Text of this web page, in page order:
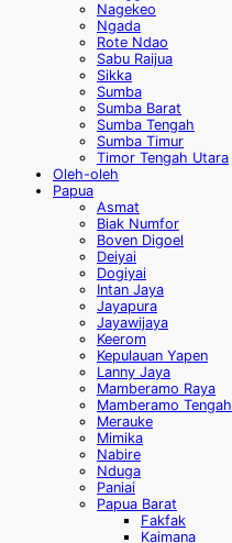
Nagekeo
Ngada
Rote Ndao
Sabu Raijua
Sikka
Sumba
Sumba Barat
Sumba Tengah
Sumba Timur
Timor Tengah Utara
Oleh-oleh
Papua
Asmat
Biak Numfor
Boven Digoel
Deiyai
Dogiyai
Intan Jaya
Jayapura
Jayawijaya
Keerom
Kepulauan Yapen
Lanny Jaya
Mamberamo Raya
Mamberamo Tengah
Merauke
Mimika
Nabire
Nduga
Paniai
Papua Barat
Fakfak
Kaimana